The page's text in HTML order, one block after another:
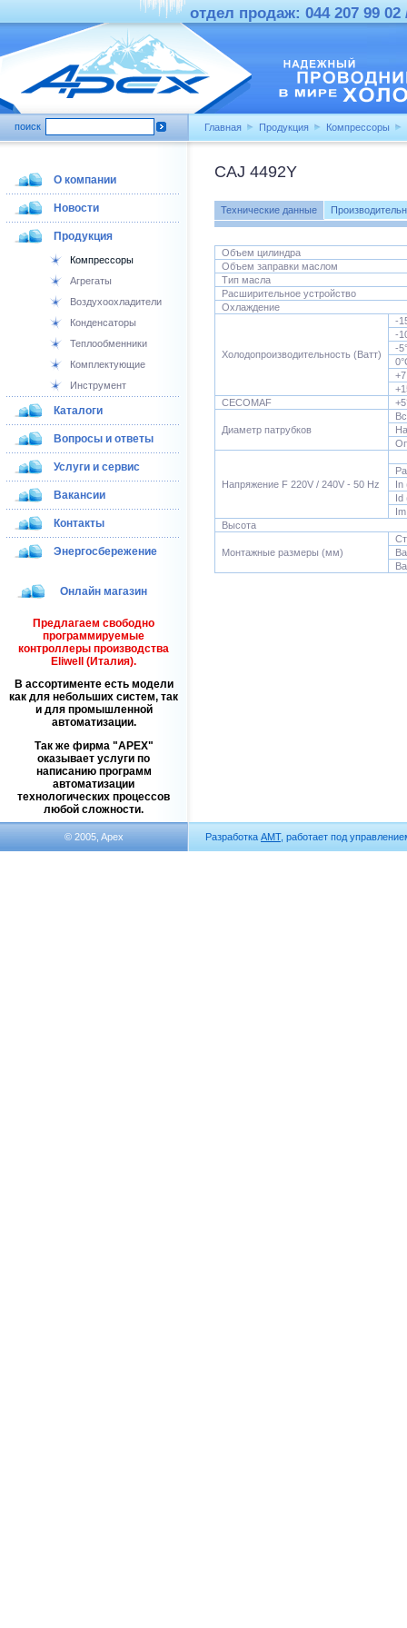
отдел продаж: 044 207 99 02
поиск Главная Продукция Компрессоры
О компании
Новости
Продукция
Компрессоры
Агрегаты
Воздухоохладители
Конденсаторы
Теплообменники
Комплектующие
Инструмент
Каталоги
Вопросы и ответы
Услуги и сервис
Вакансии
Контакты
Энергосбережение
Онлайн магазин
Предлагаем свободно
программируемые
контроллеры производства
Eliwell (Италия).
В ассортименте есть модели
как для небольших систем, так
и для промышленной
автоматизации.
Так же фирма
APEX
оказывает услуги по
написанию программ
автоматизации
технологических процессов
любой сложности.
CAJ 4492Y
Технические данные
Объем цилиндра
Объем заправки маслом
Тип масла
Расширительное устройство
Охлаждение
Холодопроизводительность (Ватт)
-
-
-
CECOMAF
Диаметр патрубков
Напряжение F 220V / 240V - 50 Hz
In
Id
Высота
Монтажные размеры (мм)
© 2005, Apex Разработка АМТ, работает под